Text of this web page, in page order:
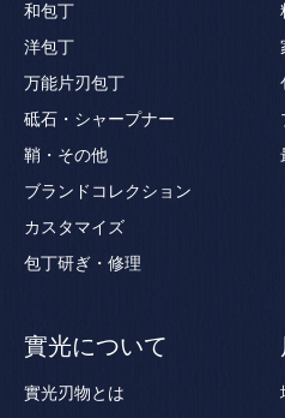
和包丁
洋包丁
万能片刃包丁
砥石・シャープナー
鞘・その他
ブランドコレクション
カスタマイズ
包丁研ぎ・修理
實光について
實光刃物とは